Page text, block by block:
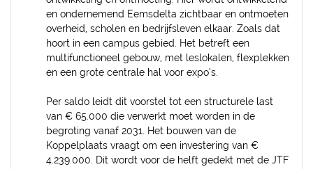
en ondernemend Eemsdelta zichtbaar en ontmoeten
overheid, scholen en bedrijfsleven elkaar. Zoals dat
hoort in een campus gebied. Het betreft een
multifunctioneel gebouw, met leslokalen, flexplekken
en een grote centrale hal voor expo’s.
Per saldo leidt dit voorstel tot een structurele last
van € 65.000 die verwerkt moet worden in de
begroting vanaf 2031. Het bouwen van de
Koppelplaats vraagt om een investering van €
4.239.000. Dit wordt voor de helft gedekt met de JTF